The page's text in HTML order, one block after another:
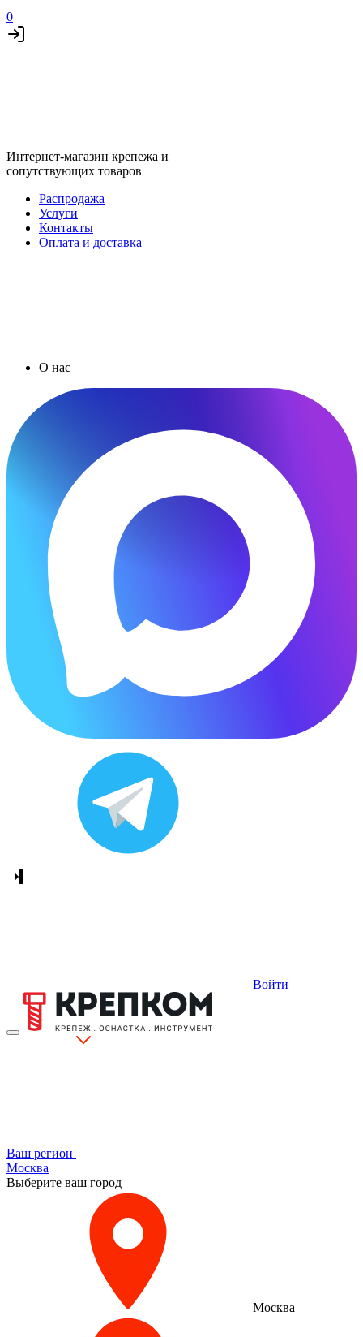
0
Интернет-магазин крепежа и
сопутствующих товаров
Распродажа
Услуги
Контакты
Оплата и доставка
О нас
Войти
Ваш регион
Москва
Выберите ваш город
Москва